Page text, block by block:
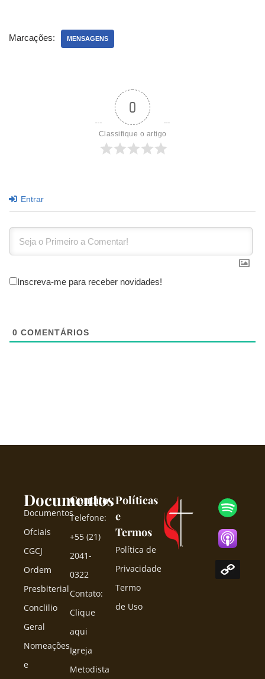
Marcações: MENSAGENS
0
Classifique o artigo
Entrar
Inscreva-me para receber novidades!
0 COMENTÁRIOS
Documentos
Documentos
Ofciais
CGCJ
Ordem
Presbiterial
Conclilio
Geral
Nomeações
e
Contato
Telefone:
+55 (21)
2041-
0322
Contato:
Clique
aqui
Igreja
Metodista
Políticas
e
Termos
Política de
Privacidade
Termo
de Uso